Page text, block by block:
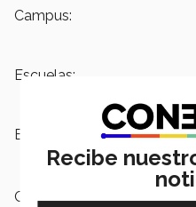
Campus:
Escuelas:
Etiquetas:
Categoría:
Recibe